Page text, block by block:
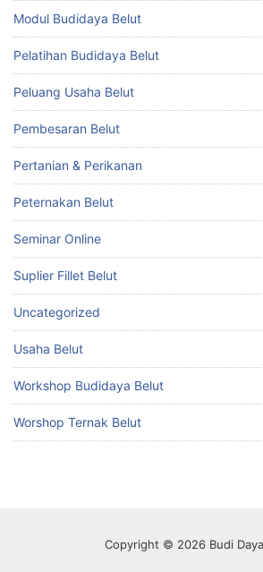
Modul Budidaya Belut
Pelatihan Budidaya Belut
Peluang Usaha Belut
Pembesaran Belut
Pertanian & Perikanan
Peternakan Belut
Seminar Online
Suplier Fillet Belut
Uncategorized
Usaha Belut
Workshop Budidaya Belut
Worshop Ternak Belut
Copyright © 2026 Budi